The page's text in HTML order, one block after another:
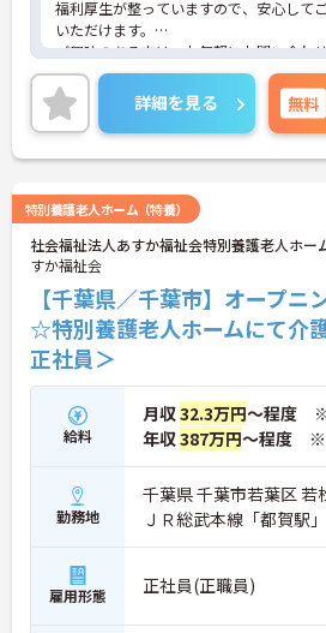
福利厚生が整っていますので、安心して
いただけます。
ご興味のある方は、お気軽にお問い合わ
い。
詳細を見る 無料
特別養護老人ホーム（特養）
社会福祉法人あすか福祉会特別養護老人ホー
すか福祉会
【千葉県／千葉市】オープニ
☆特別養護老人ホームにて介
正社員＞
給料
月収32.3万円～程度
年収387万円～程度 ※
勤務地
千葉県 千葉市若葉区
ＪＲ総武本線「都賀駅
雇用形態 正社員(正職員)